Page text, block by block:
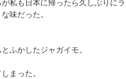
私も日本に帰ったら久しぶりにラ
味だった。
ふかしたジャガイモ。
まった。